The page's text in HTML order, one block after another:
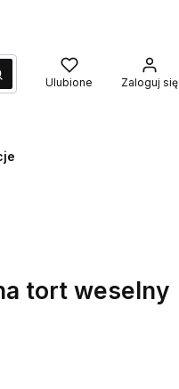
Ulubione Zaloguj się
tort weselny